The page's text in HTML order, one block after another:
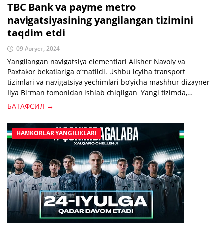
TBC Bank va payme metro
navigatsiyasining yangilangan tizimini
taqdim etdi
09 Август, 2024
Yangilangan navigatsiya elementlari Alisher Navoiy va
Paxtakor bekatlariga o‘rnatildi. Ushbu loyiha transport
tizimlari va navigatsiya yechimlari bo‘yicha mashhur dizayner
Ilya Birman tomonidan ishlab chiqilgan. Yangi tizimda,
asosan, metronning kirish va chiqish joylarini raqamlashtirish
БАТАФСИЛ →
HAMKORLAR YANGILIKLARI